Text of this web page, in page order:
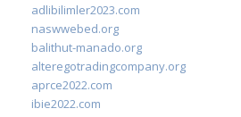
adlibilimler2023.com
naswwebed.org
balithut-manado.org
alteregotradingcompany.org
aprce2022.com
ibie2022.com